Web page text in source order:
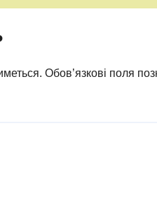
Обов’язкові поля